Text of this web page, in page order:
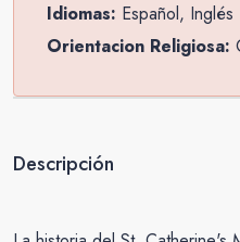
Idiomas: Español, Inglés
Orientacion Religiosa:
Descripción